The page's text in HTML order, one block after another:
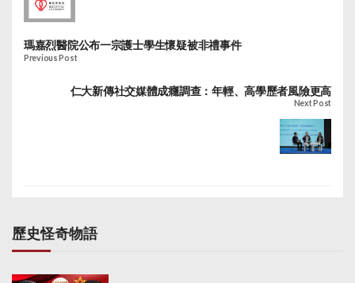
瑪嘉烈醫院公布一宗護士學生懷疑被非禮事件
Previous Post
仁大新傳社交媒體成癮調查：年輕、高學歷者風險更高
Next Post
歷史怪奇物語